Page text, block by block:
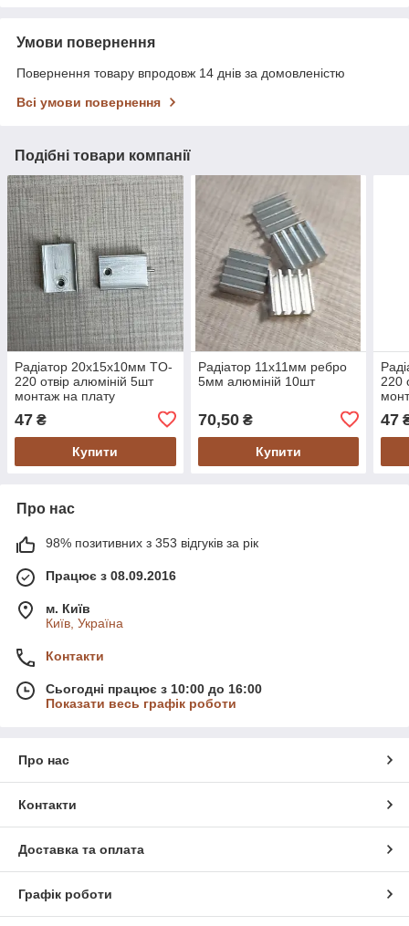
Умови повернення
Повернення товару впродовж 14 днів за домовленістю
Всі умови повернення
Подібні товари компанії
Радіатор 20х15х10мм TO-
220 отвір алюміній 5шт
монтаж на плату
47 ₴
Купити
Радіатор 11х11мм ребро
5мм алюміній 10шт
70,50₴
Купити
220
47
Про нас
98% позитивних з 353 відгуків за рік
Працює з 08.09.2016
м. Київ
Київ, Україна
Контакти
Сьогодні працює з 10:00 до 16:00
Показати весь графік роботи
Про нас
Контакти
Доставка та оплата
Графік роботи